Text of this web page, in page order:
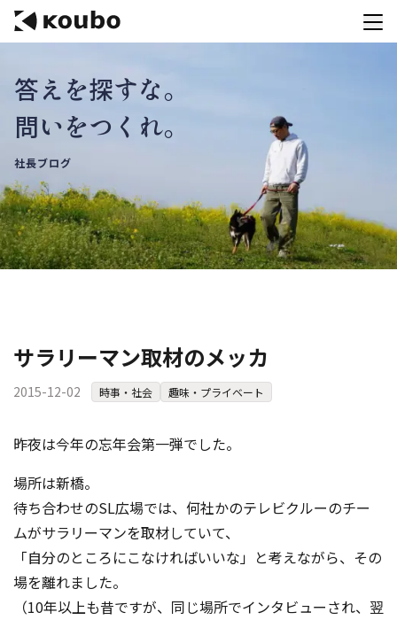
サービス
会社案内
実績紹介
採用情報
資料ダウンロード
事例紹介
事務局アウトソーシング
マーケットデータ
コンテスト情報及びプレゼン
ト情報を「Koubo」に無料で
紹介させていただきます
無料掲載お申し込み
答えを探すな。
問いをつくれ。
社長ブログ
サラリーマン取材のメッカ
2015-12-02 時事・社会 趣味・プライベート
昨夜は今年の忘年会第一弾でした。
場所は新橋。
待ち合わせのSL広場では、何社かのテレビクルーのチー
ムがサラリーマンを取材していて、
「自分のところにこなければいいな」と考えながら、その
場を離れました。
（10年以上も昔ですが、同じ場所でインタビューされ、翌